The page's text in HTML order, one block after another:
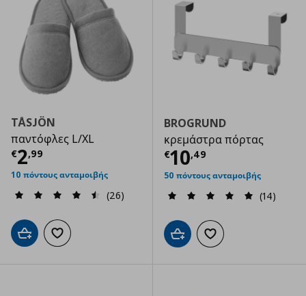
TÅSJÖN
παντόφλες L/XL
€2,99
Τρέχουσα τιμή € 2,99
10 πόντους ανταμοιβής
(26)
Προσθήκη στο καλάθι
Προσθήκη στα αγαπημένα
BROGRUND
κρεμάστρα πόρτας
€10,49
Τρέχουσα
50 πόντους ανταμοιβής
(14)
Προσθήκη στο καλάθι
Προσθήκη στα